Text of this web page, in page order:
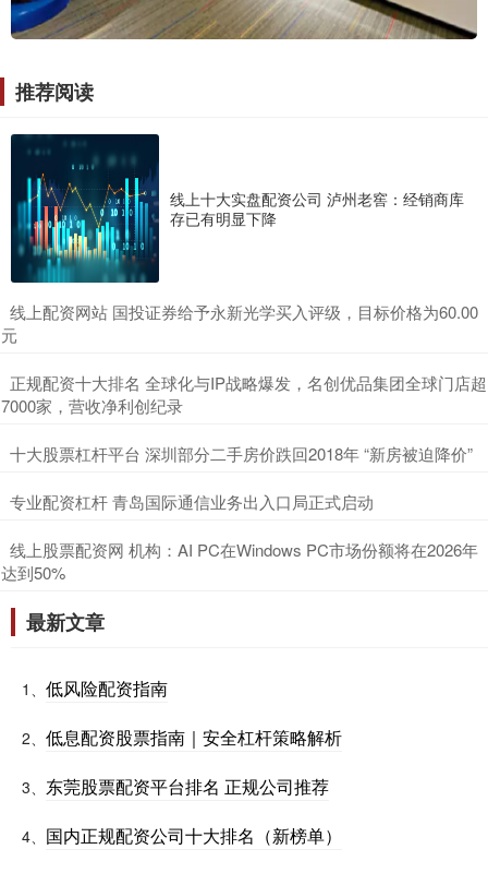
推荐阅读
线上十大实盘配资公司 泸州老窖：经销商库
存已有明显下降
​线上配资网站 国投证券给予永新光学买入评级，目标价格为60.00
元
​正规配资十大排名 全球化与IP战略爆发，名创优品集团全球门店超
7000家，营收净利创纪录
​十大股票杠杆平台 深圳部分二手房价跌回2018年 “新房被迫降价”
​专业配资杠杆 青岛国际通信业务出入口局正式启动
​线上股票配资网 机构：AI PC在Windows PC市场份额将在2026年
达到50%
最新文章
1、 低风险配资指南
2、 低息配资股票指南｜安全杠杆策略解析
3、 东莞股票配资平台排名 正规公司推荐
4、 国内正规配资公司十大排名（新榜单）